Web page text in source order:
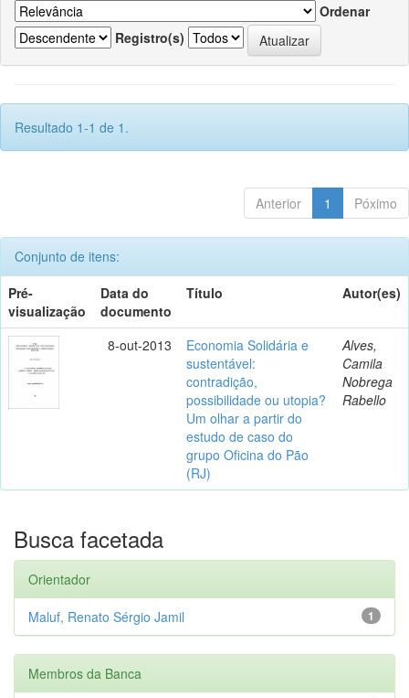
Ordenar
Registro(s)
Resultado 1-1 de 1.
Anterior 1 Póximo
Conjunto de itens:
Pré-
visualização
Data do
documento
Título Autor(es)
8-out-2013
Economia Solidária e
sustentável:
contradição,
possibilidade ou utopia?
Um olhar a partir do
estudo de caso do
grupo Oficina do Pão
(RJ)
Alves,
Camila
Nobrega
Rabello
Busca facetada
Orientador
1
Maluf, Renato Sérgio Jamil
Membros da Banca